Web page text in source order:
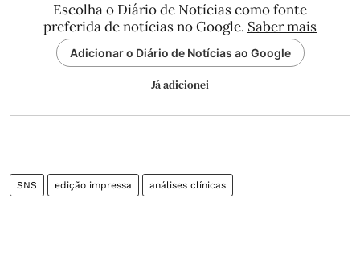
Escolha o Diário de Notícias como fonte
preferida de notícias no Google. Saber mais
Adicionar o Diário de Notícias ao Google
Já adicionei
SNS edição impressa análises clínicas